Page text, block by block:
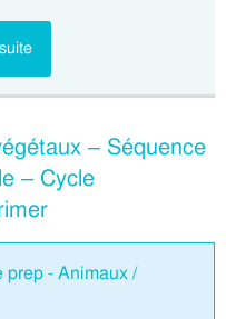
– Séquence
– Cycle
prep - Animaux /